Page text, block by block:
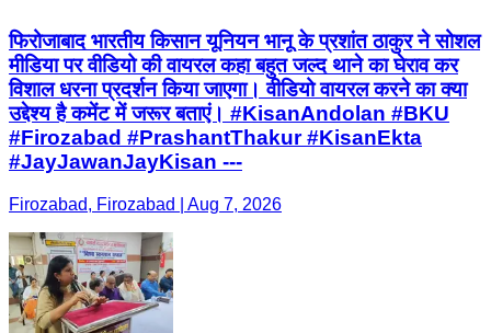
फिरोजाबाद भारतीय किसान यूनियन भानू के प्रशांत ठाकुर ने सोशल
मीडिया पर वीडियो की वायरल कहा बहुत जल्द थाने का घेराव कर
विशाल धरना प्रदर्शन किया जाएगा। वीडियो वायरल करने का क्या
उद्देश्य है कमेंट में जरूर बताएं। #KisanAndolan #BKU
#Firozabad #PrashantThakur #KisanEkta
#JayJawanJayKisan ---
Firozabad, Firozabad | Aug 7, 2026